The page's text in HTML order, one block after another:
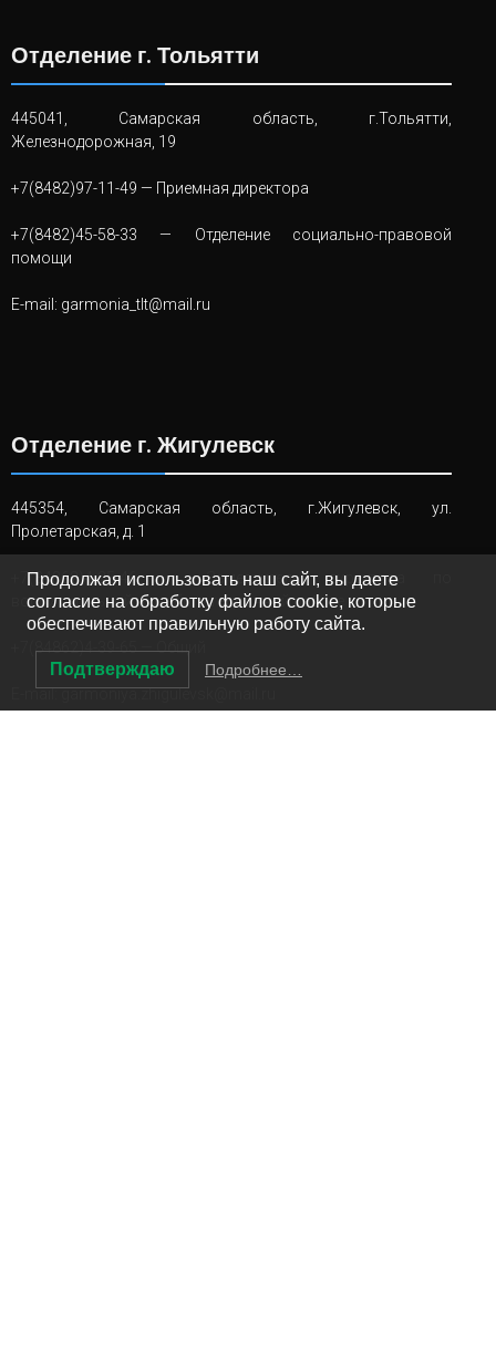
Отделение г. Тольятти
445041, Самарская область, г.Тольятти,
Железнодорожная, 19
+7(8482)97-11-49 — Приемная директора
+7(8482)45-58-33 — Отделение социально-правовой
помощи
E-mail: garmonia_tlt@mail.ru
Отделение г. Жигулевск
445354, Самарская область, г.Жигулевск, ул.
Пролетарская, д. 1
+7(84862)4-25-46— Заместитель директора по
воспитательной и реабилитационной работе
+7(84862)4-39-65— Общий
E-mail:garmoniya.zhigulevsk@mail.ru
Продолжая использовать наш сайт, вы даете
согласие на обработку файлов cookie, которые
обеспечивают правильную работу сайта.
Подтверждаю Подробнее…